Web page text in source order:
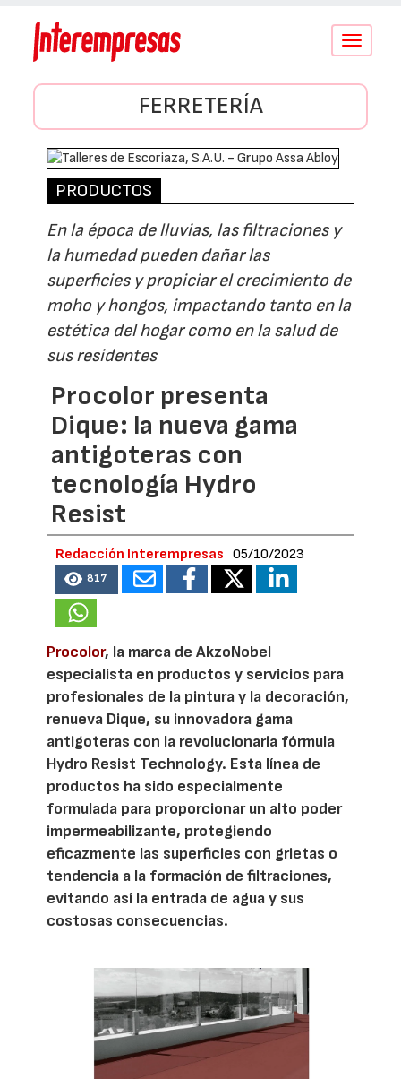
Conmutar
FERRETERÍA
PRODUCTOS
En la época de lluvias, las filtraciones y
la humedad pueden dañar las
superficies y propiciar el crecimiento de
moho y hongos, impactando tanto en la
estética del hogar como en la salud de
sus residentes
Procolor presenta
Dique: la nueva gama
antigoteras con
tecnología Hydro
Resist
Redacción Interempresas 05/10/2023
817
Procolor, la marca de AkzoNobel
especialista en productos y servicios para
profesionales de la pintura y la decoración,
renueva Dique, su innovadora gama
antigoteras con la revolucionaria fórmula
Hydro Resist Technology. Esta línea de
productos ha sido especialmente
formulada para proporcionar un alto poder
impermeabilizante, protegiendo
eficazmente las superficies con grietas o
tendencia a la formación de filtraciones,
evitando así la entrada de agua y sus
costosas consecuencias.